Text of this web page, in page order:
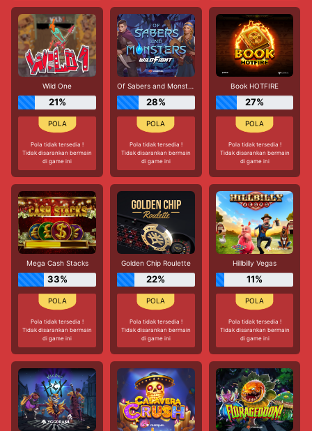
Wild One
21%
Pola tidak tersedia !
Tidak disarankan bermain
di game ini
Of Sabers and Monsters Wild Fight
28%
Pola tidak tersedia !
Tidak disarankan bermain
di game ini
Book HOTFIRE
27%
Pola tidak tersedia !
Tidak disarankan bermain
di game ini
Mega Cash Stacks
33%
Pola tidak tersedia !
Tidak disarankan bermain
di game ini
Golden Chip Roulette
22%
Pola tidak tersedia !
Tidak disarankan bermain
di game ini
Hillbilly Vegas
11%
Pola tidak tersedia !
Tidak disarankan bermain
di game ini